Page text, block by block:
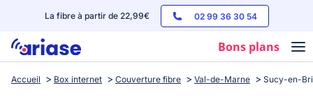
La fibre à partir de 22,99€ 02 99 36 30 54
Bons plans
Box internet
Accueil Box internet Couverture fibre Val-de-Marne Sucy-en-